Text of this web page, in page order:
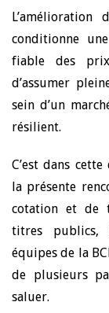
conditionne
fiable des
d’assumer
sein d’un
résilient.
C’est dans
la présente
cotation et de
titres publics,
équipes de la
de plusieurs
saluer.